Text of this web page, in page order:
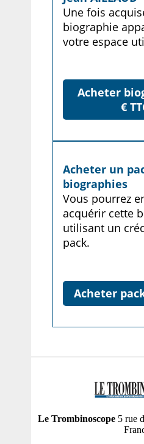
Une fois
biographie
votre espace
Acheter
€
Acheter un
biographies
Vous pourrez
acquérir cette
utilisant un
pack.
Acheter
Le Trombinoscope 5 rue